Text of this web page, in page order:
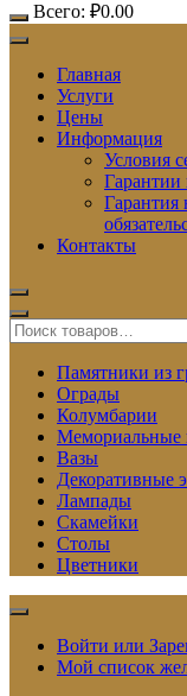
Всего: ₽0.00
Главная
Услуги
Цены
Информация
Условия
Гарантии
Гарантия
Контакты
Памятники из
Ограды
Колумбарии
Мемориальные
Вазы
Декоративные
Лампады
Скамейки
Столы
Цветники
Войти или
Мой список